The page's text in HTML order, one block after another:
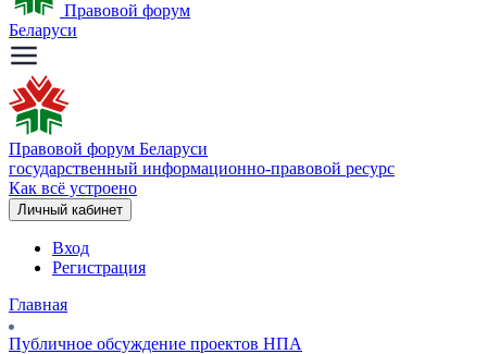
Правовой форум
Беларуси
Правовой форум Беларуси
государственный информационно-правовой ресурс
Как всё устроено
Личный кабинет
Вход
Регистрация
Главная
Публичное обсуждение проектов НПА